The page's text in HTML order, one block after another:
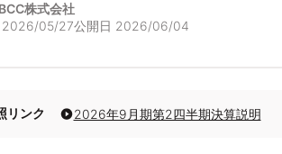
株式会社
2026/05/27公開日 2026/06/04
リンク 2026年9月期第2四半期決算説明